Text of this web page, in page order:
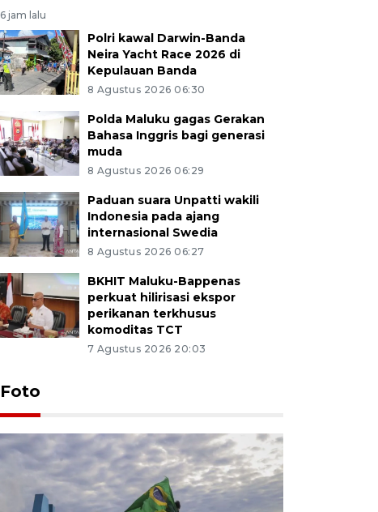
6 jam lalu
Polri kawal Darwin-Banda
Neira Yacht Race 2026 di
Kepulauan Banda
8 Agustus 2026 06:30
Polda Maluku gagas Gerakan
Bahasa Inggris bagi generasi
muda
8 Agustus 2026 06:29
Paduan suara Unpatti wakili
Indonesia pada ajang
internasional Swedia
8 Agustus 2026 06:27
BKHIT Maluku-Bappenas
perkuat hilirisasi ekspor
perikanan terkhusus
komoditas TCT
7 Agustus 2026 20:03
Foto